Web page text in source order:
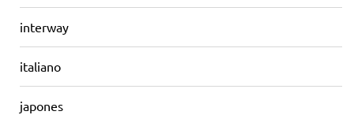
interway
italiano
japones